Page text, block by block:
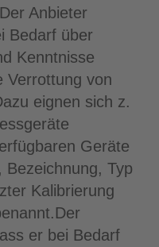
Anbieter
Bedarf über
Kenntnisse
Verrottung von
eignen sich z.
Geräte
Typ
Kalibrierung
er bei Bedarf